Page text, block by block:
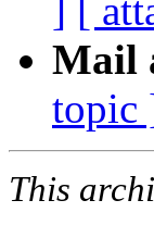
] [
Mail
topic
This